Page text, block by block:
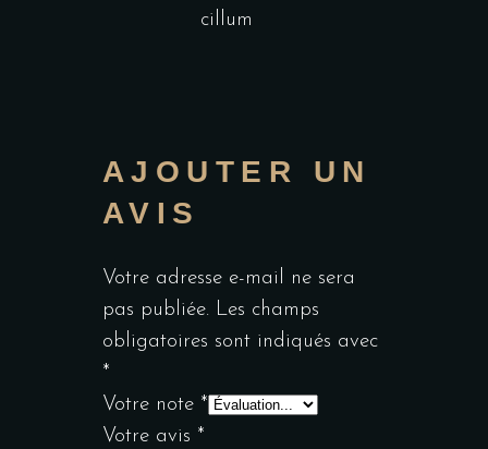
cillum
AJOUTER UN
AVIS
Votre adresse e-mail ne sera
pas publiée. Les champs
obligatoires sont indiqués avec
*
Votre note *
Votre avis *